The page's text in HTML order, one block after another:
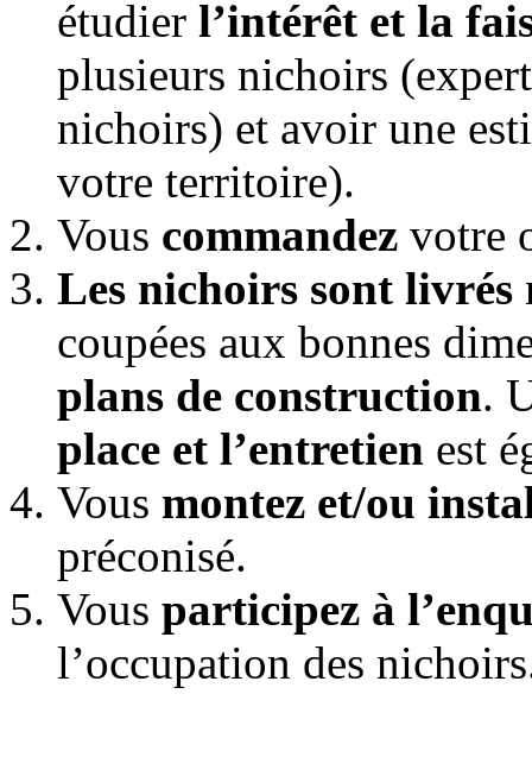
étudier l’intérêt et la
plusieurs nichoirs
nichoirs) et avoir une
votre territoire).
Vous commandez votre
Les nichoirs sont livrés
coupées aux bonnes
plans de construction.
place et l’entretien est
Vous montez et/ou
préconisé.
Vous participez à
l’occupation des